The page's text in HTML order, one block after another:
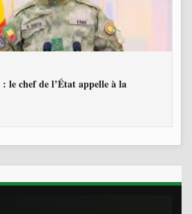
le chef de l’État appelle à la